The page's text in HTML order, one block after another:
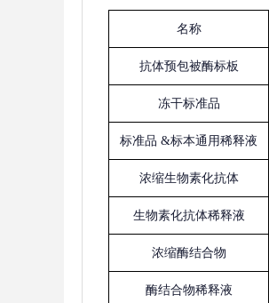
名称
抗体预包被酶标板
冻干标准品
标准品 &标本通用稀释液
浓缩生物素化抗体
生物素化抗体稀释液
浓缩酶结合物
酶结合物稀释液